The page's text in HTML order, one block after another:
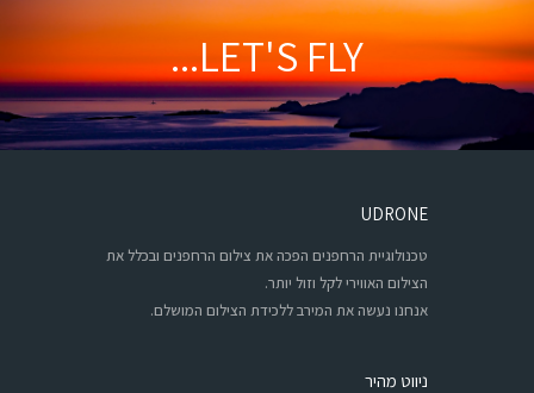
LET'S FLY...
UDRONE
טכנולוגיית הרחפנים הפכה את צילום הרחפנים ובכלל את
הצילום האווירי לקל וזול יותר.
אנחנו נעשה את המירב ללכידת הצילום המושלם.
ניווט מהיר